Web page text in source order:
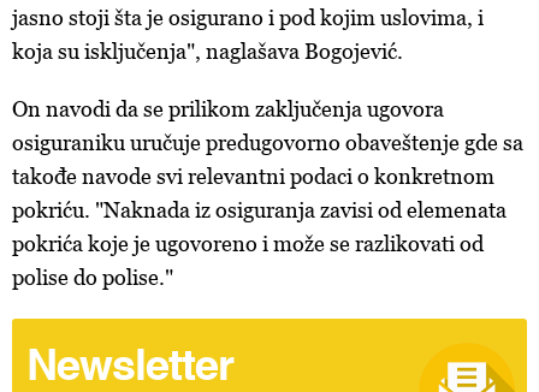
jasno stoji šta je osigurano i pod kojim uslovima, i
koja su isključenja", naglašava Bogojević.
On navodi da se prilikom zaključenja ugovora
osiguraniku uručuje predugovorno obaveštenje gde sa
takođe navode svi relevantni podaci o konkretnom
pokriću. "Naknada iz osiguranja zavisi od elemenata
pokrića koje je ugovoreno i može se razlikovati od
polise do polise."
Newsletter